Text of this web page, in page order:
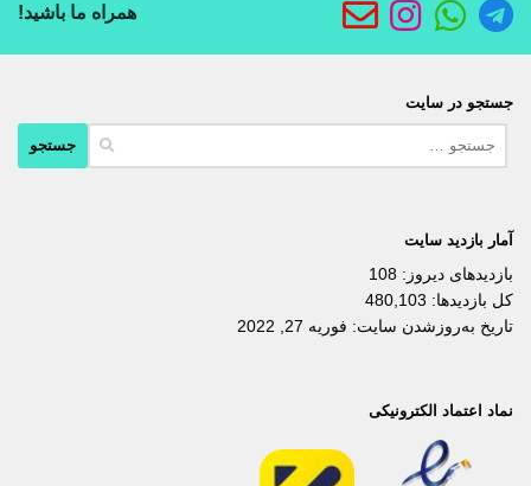
همراه ما باشید!
جستجو در سایت
آمار بازدید سایت
بازدیدهای دیروز: 108
کل بازدیدها: 480,103
تاریخ به‌روزشدن سایت: فوریه 27, 2022
نماد اعتماد الکترونیکی